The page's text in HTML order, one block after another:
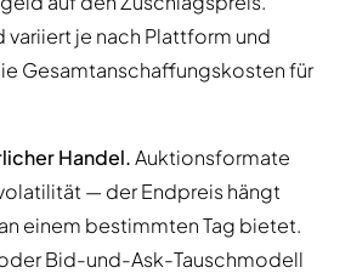
variiert je nach Plattform und
Gesamtanschaffungskosten für
Handel.Auktionsformate
— der Endpreis hängt
einem bestimmten Tag bietet.
Bid-und-Ask-Tauschmodell